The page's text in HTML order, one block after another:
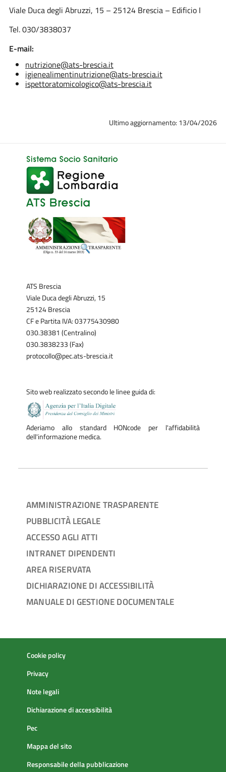
Viale Duca degli Abruzzi, 15 – 25124 Brescia – Edificio I
Tel. 030/3838037
E-mail:
nutrizione@ats-brescia.it
igienealimentinutrizione@ats-brescia.it
ispettoratomicologico@ats-brescia.it
Ultimo aggiornamento: 13/04/2026
ATS Brescia
Viale Duca degli Abruzzi, 15
25124 Brescia
CF e Partita IVA: 03775430980
030.38381 (Centralino)
030.3838233 (Fax)
protocollo@pec.ats-brescia.it
Sito web realizzato secondo le linee guida di:
Aderiamo allo standard HONcode per l'affidabilità
dell'informazione medica.
AMMINISTRAZIONE TRASPARENTE
PUBBLICITÀ LEGALE
ACCESSO AGLI ATTI
INTRANET DIPENDENTI
AREA RISERVATA
DICHIARAZIONE DI ACCESSIBILITÀ
MANUALE DI GESTIONE DOCUMENTALE
Cookie policy
Privacy
Note legali
Dichiarazione di accessibilità
Pec
Mappa del sito
Responsabile della pubblicazione